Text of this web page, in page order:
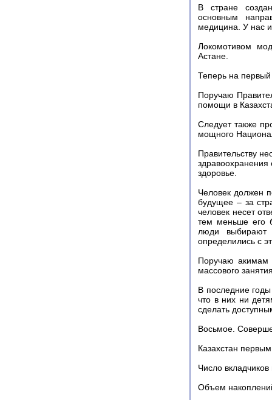
В стране
основным
медицина. У нас
Локомотивом
Астане.
Теперь на первый
Поручаю
помощи в
Следует также
мощного
Правительству
здравоохранения
здоровье.
Человек должен
будущее – за
человек несет
тем меньше его
люди выбирают
определились с
Поручаю акимам
массового
В последние
что в них ни
сделать
Восьмое.
Казахстан
Число
Объем